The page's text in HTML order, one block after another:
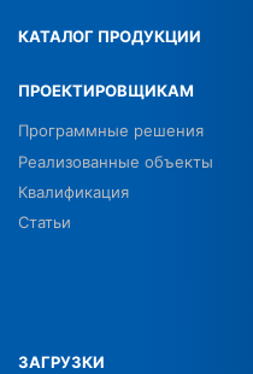
КАТАЛОГ ПРОДУКЦИИ
ПРОЕКТИРОВЩИКАМ
Программные решения
Реализованные объекты
Квалификация
Статьи
ЗАГРУЗКИ